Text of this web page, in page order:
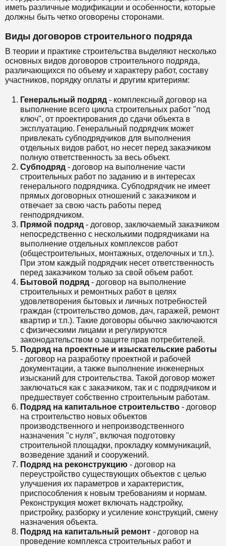
иметь различные модификации и особенности, которые
должны быть четко оговорены сторонами.
Виды договоров строительного подряда
В теории и практике строительства выделяют несколько
основных видов договоров строительного подряда,
различающихся по объему и характеру работ, составу
участников, порядку оплаты и другим критериям:
Генеральный подряд - комплексный договор на
выполнение всего цикла строительных работ "под
ключ", от проектирования до сдачи объекта в
эксплуатацию. Генеральный подрядчик может
привлекать субподрядчиков для выполнения
отдельных видов работ, но несет перед заказчиком
полную ответственность за весь объект.
Субподряд - договор на выполнение части
строительных работ по заданию и в интересах
генерального подрядчика. Субподрядчик не имеет
прямых договорных отношений с заказчиком и
отвечает за свою часть работы перед
генподрядчиком.
Прямой подряд - договор, заключаемый заказчиком
непосредственно с несколькими подрядчиками на
выполнение отдельных комплексов работ
(общестроительных, монтажных, отделочных и т.п.).
При этом каждый подрядчик несет ответственность
перед заказчиком только за свой объем работ.
Бытовой подряд - договор на выполнение
строительных и ремонтных работ в целях
удовлетворения бытовых и личных потребностей
граждан (строительство домов, дач, гаражей, ремонт
квартир и т.п.). Такие договоры обычно заключаются
с физическими лицами и регулируются
законодательством о защите прав потребителей.
Подряд на проектные и изыскательские работы
- договор на разработку проектной и рабочей
документации, а также выполнение инженерных
изысканий для строительства. Такой договор может
заключаться как с заказчиком, так и с подрядчиком и
предшествует собственно строительным работам.
Подряд на капитальное строительство - договор
на строительство новых объектов
производственного и непроизводственного
назначения "с нуля", включая подготовку
строительной площадки, прокладку коммуникаций,
возведение зданий и сооружений.
Подряд на реконструкцию - договор на
переустройство существующих объектов с целью
улучшения их параметров и характеристик,
приспособления к новым требованиям и нормам.
Реконструкция может включать надстройку,
пристройку, разборку и усиление конструкций, смену
назначения объекта.
Подряд на капитальный ремонт - договор на
проведение комплекса строительных работ и